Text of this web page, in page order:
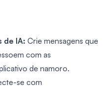
de IA: Crie mensagens que
com as
de namoro.
se com